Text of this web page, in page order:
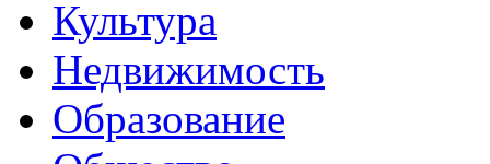
Культура
Недвижимость
Образование